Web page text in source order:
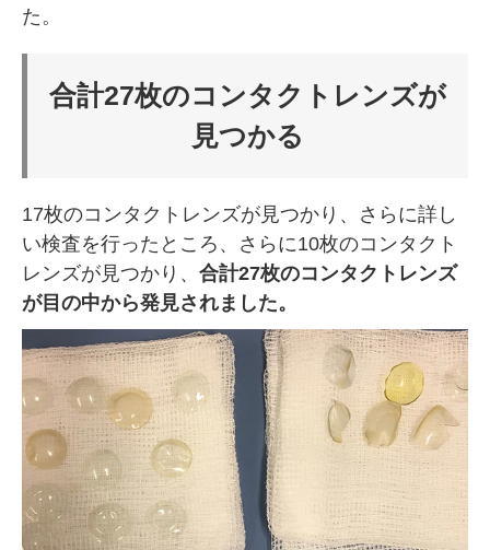
た。
合計27枚のコンタクトレンズが
見つかる
17枚のコンタクトレンズが見つかり、さらに詳し
い検査を行ったところ、さらに10枚のコンタクト
レンズが見つかり、 合計27枚のコンタクトレンズ
が目の中から発見されました。